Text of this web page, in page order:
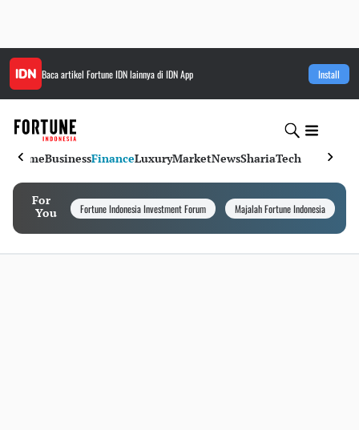
Baca artikel Fortune IDNlainnya di IDN App Install
HomeBusinessFinanceLuxuryMarketNewsShariaTech
For
You
Fortune Indonesia Investment Forum Majalah Fortune Indonesia